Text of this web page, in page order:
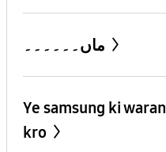
Ye samsung ki
kro